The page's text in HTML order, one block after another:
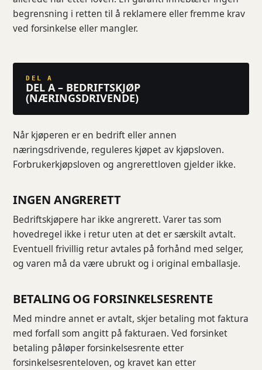
begrensning i retten til å reklamere eller fremme krav
ved forsinkelse eller mangler.
DEL A
DEL A – BEDRIFTSKJØP
(NÆRINGSDRIVENDE)
Når kjøperen er en bedrift eller annen
næringsdrivende, reguleres kjøpet av kjøpsloven.
Forbrukerkjøpsloven og angrerettloven gjelder ikke.
INGEN ANGRERETT
Bedriftskjøpere har ikke angrerett. Varer tas som
hovedregel ikke i retur uten at det er særskilt avtalt.
Eventuell frivillig retur avtales på forhånd med selger,
og varen må da være ubrukt og i original emballasje.
BETALING OG FORSINKELSESRENTE
Med mindre annet er avtalt, skjer betaling mot faktura
med forfall som angitt på fakturaen. Ved forsinket
betaling påløper forsinkelsesrente etter
forsinkelsesrenteloven, og kravet kan etter